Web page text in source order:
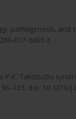
pathogenesis,
017-0465-z.
P.K. Takotsubo
doi: 10.1016/